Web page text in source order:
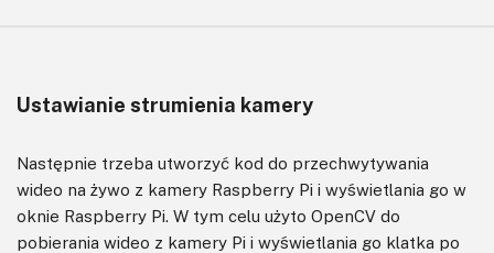
Ustawianie strumienia kamery
Następnie trzeba utworzyć kod do przechwytywania
wideo na żywo z kamery Raspberry Pi i wyświetlania go w
oknie Raspberry Pi. W tym celu użyto OpenCV do
pobierania wideo z kamery Pi i wyświetlania go klatka po